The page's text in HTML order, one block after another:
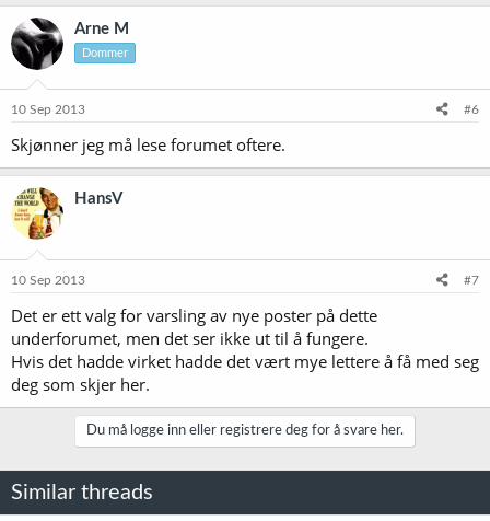
Arne M
Dommer
10 Sep 2013 #6
Skjønner jeg må lese forumet oftere.
HansV
10 Sep 2013 #7
Det er ett valg for varsling av nye poster på dette
underforumet, men det ser ikke ut til å fungere.
Hvis det hadde virket hadde det vært mye lettere å få med seg
deg som skjer her.
Du må logge inn eller registrere deg for å svare her.
Similar threads